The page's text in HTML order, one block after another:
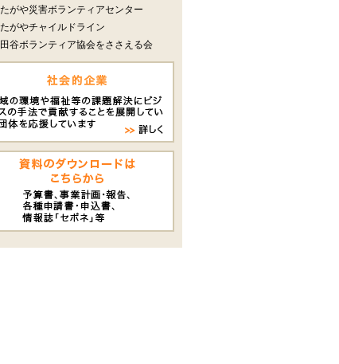
がや災害ボランティアセンター
がやチャイルドライン
谷ボランティア協会をささえる会